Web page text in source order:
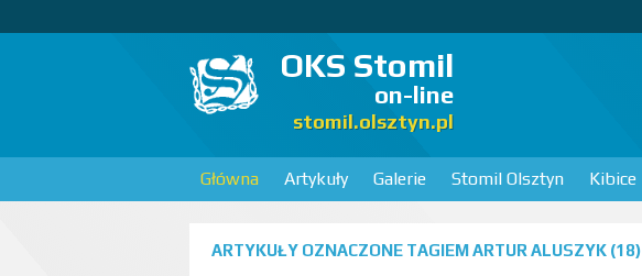
OKS Stomil
on-line
stomil.olsztyn.pl
Główna Artykuły Galerie Stomil Olsztyn Kibice
ARTYKUŁY OZNACZONE TAGIEM ARTUR ALUSZYK (18)